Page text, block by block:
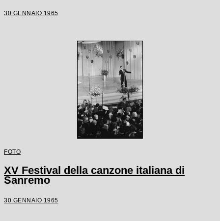
30 GENNAIO 1965
FOTO
XV Festival della canzone italiana di
Sanremo
30 GENNAIO 1965